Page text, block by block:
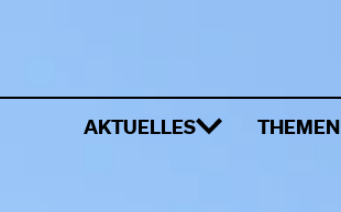
AKTUELLES THEMEN